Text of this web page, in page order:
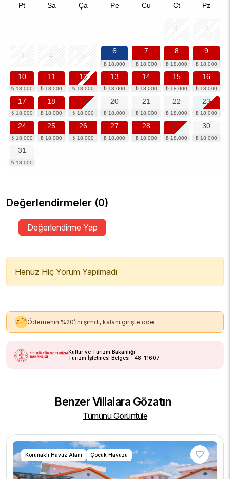
Pt Sa Ça Pe Cu Ct Pz
1 2
3 4 5
6 7 8 9
10 11 12 13 14 15 16
17 18 19 20 21 22 23
24 25 26 27 28 29 30
31
Değerlendirmeler (0)
Değerlendirme Yap
Henüz Hiç Yorum Yapılmadı
Ödemenin %20’ini şimdi, kalanı girişte öde
Kültür ve Turizm Bakanlığı
Turizm İşletmesi Belgesi : 48-11607
Benzer Villalara Gözatın
Tümünü Görüntüle
Korunaklı Havuz Alanı Çocuk Havuzu